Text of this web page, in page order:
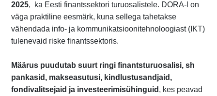
2025, ka Eesti finantssektori turuosalistele. DORA-l on
väga praktiline eesmärk, kuna sellega tahetakse
vähendada info- ja kommunikatsioonitehnoloogiast (IKT)
tulenevaid riske finantssektoris.
Määrus puudutab suurt ringi finantsturuosalisi, sh
pankasid, makseasutusi, kindlustusandjaid,
fondivalitsejaid ja investeerimisühinguid , kes peavad